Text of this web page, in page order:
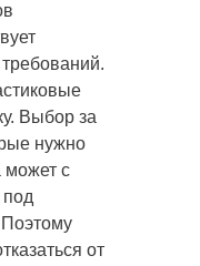
Выбор за
нужно
может с
под
от